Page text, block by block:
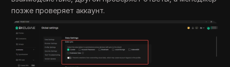
позже проверяет аккаунт.